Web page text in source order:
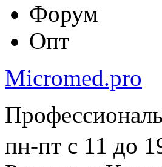
Форум
Опт
Micromed.pro
пн-пт с 11 до